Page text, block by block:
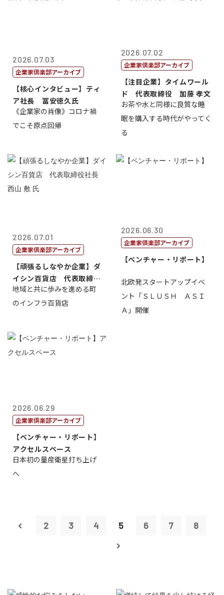
2026.07.03
企業家倶楽部アーカイブ
【核心インタビュー】ティ
ア社長 冨安徳久氏
《企業家の肖像》コロナ禍
でこそ原点回帰
2026.07.02
企業家倶楽部アーカイブ
【注目企業】タイムワール
ド 代表取締役 加藤 孝文
お茶や水と同様に良質な睡
眠を購入する時代がやってく
る
2026.07.01
企業家倶楽部アーカイブ
【頑張るしなやか企業】ダ
イシン百貨店 代表取締役
社長 西山 ...
地域と共に歩みを進める町
のインフラ百貨店
2026.06.30
企業家倶楽部アーカイブ
【ベンチャー・リポート】
北欧発スタートアップイベ
ント「ＳＬＵＳＨ ＡＳＩ
Ａ」開催
2026.06.29
企業家倶楽部アーカイブ
【ベンチャー・リポート】
アクセルスペース
日本初の量産衛星打ち上げ
へ
2 3 4 5 6 7 8